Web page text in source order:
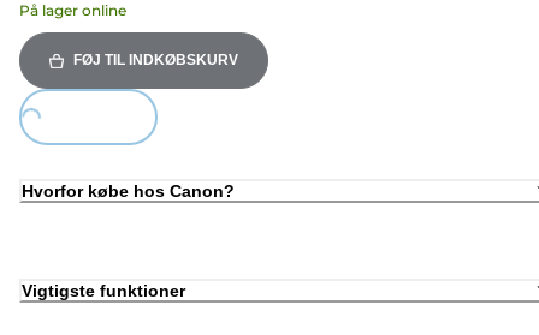
På lager online
FØJ TIL INDKØBSKURV
Loading...
Hvorfor købe hos Canon?
Vigtigste funktioner